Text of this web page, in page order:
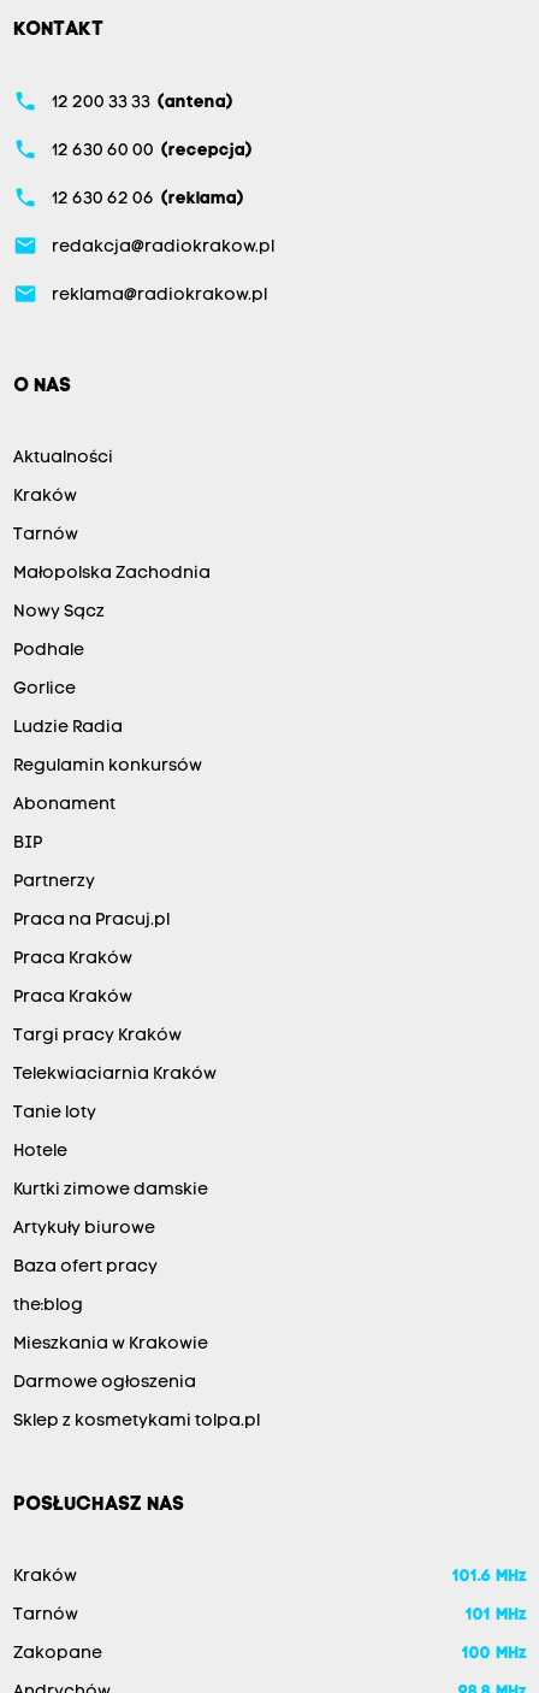
KONTAKT
phone 12 200 33 33 (antena)
phone 12 630 60 00 (recepcja)
phone 12 630 62 06 (reklama)
email redakcja@radiokrakow.pl
email reklama@radiokrakow.pl
O NAS
Aktualności
Kraków
Tarnów
Małopolska Zachodnia
Nowy Sącz
Podhale
Gorlice
Ludzie Radia
Regulamin konkursów
Abonament
BIP
Partnerzy
Praca na Pracuj.pl
Praca Kraków
Praca Kraków
Targi pracy Kraków
Telekwiaciarnia Kraków
Tanie loty
Hotele
Kurtki zimowe damskie
Artykuły biurowe
Baza ofert pracy
the:blog
Mieszkania w Krakowie
Darmowe ogłoszenia
Sklep z kosmetykami tolpa.pl
POSŁUCHASZ NAS
Kraków 101.6 MHz
Tarnów 101 MHz
Zakopane 100 MHz